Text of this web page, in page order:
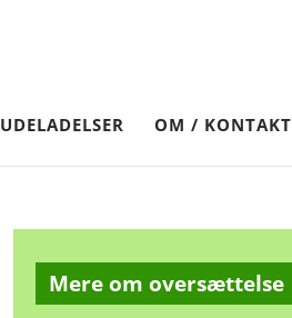
UDELADELSER OM / KONTAKT
Mere om oversættelse